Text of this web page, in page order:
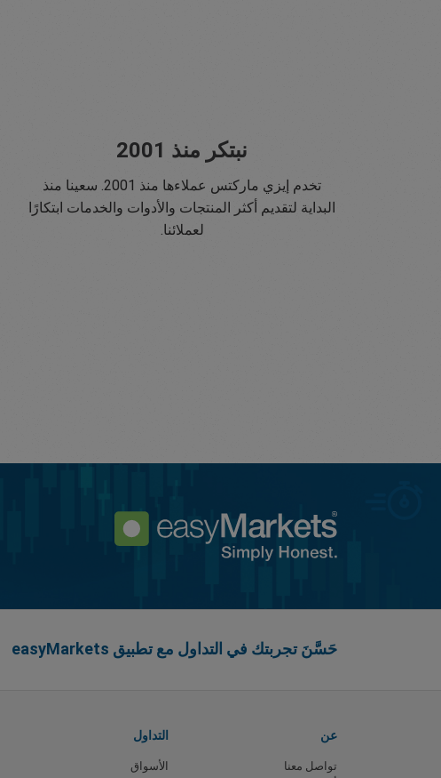
نبتكر منذ 2001
تخدم إيزي ماركتس عملاءها منذ 2001. سعينا منذ
البداية لتقديم أكثر المنتجات والأدوات والخدمات ابتكارًا
لعملائنا.
حَسَّنَ تجربتك في التداول مع تطبيق easyMarkets
عن
تواصل معنا
التداول
الأسواق